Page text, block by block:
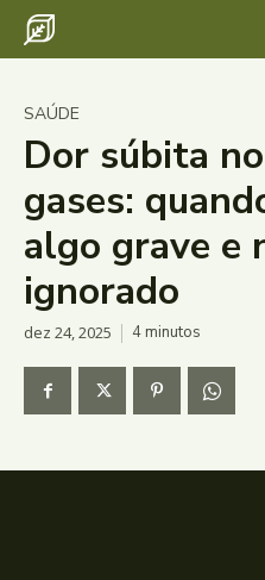
SAÚDE
Dor súbita
gases:
algo grave e
ignorado
dez 24, 2025 4minutos